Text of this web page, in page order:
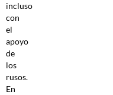
incluso
con
el
apoyo
de
los
rusos.
En